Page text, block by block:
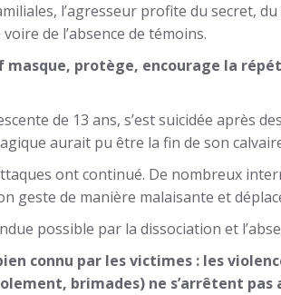
l’agresseur profite du secret, du
de l’absence de témoins.
masque, protège, encourage la
de 13 ans, s’est suicidée après
aurait pu être la fin de son
ont continué. De nombreux
geste de manière malaisante et
possible par la dissociation et
connu par les victimes : les
brimades) ne s’arrêtent pas